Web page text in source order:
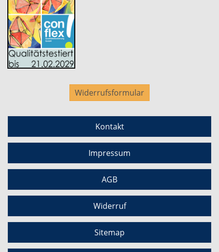
Widerrufsformular
Kontakt
Impressum
AGB
Widerruf
Sitemap